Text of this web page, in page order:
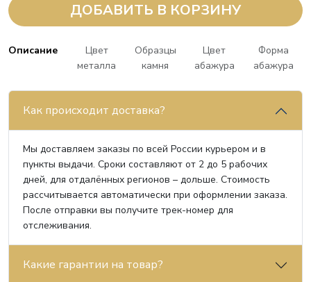
ДОБАВИТЬ В КОРЗИНУ
Описание
Цвет
металла
Образцы
камня
Цвет
абажура
Форма
абажура
Как происходит доставка?
Мы доставляем заказы по всей России курьером и в
пункты выдачи. Сроки составляют от 2 до 5 рабочих
дней, для отдалённых регионов – дольше. Стоимость
рассчитывается автоматически при оформлении заказа.
После отправки вы получите трек-номер для
отслеживания.
Какие гарантии на товар?